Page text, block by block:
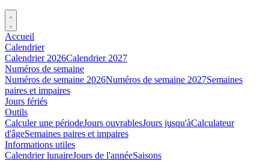
Accueil
Calendrier
Calendrier 2026Calendrier 2027
Numéros de semaine
Numéros de semaine 2026Numéros de semaine 2027Semaines
paires et impaires
Jours fériés
Outils
Calculer une périodeJours ouvrablesJours jusqu'àCalculateur
d'âgeSemaines paires et impaires
Informations utiles
Calendrier lunaireJours de l'annéeSaisons